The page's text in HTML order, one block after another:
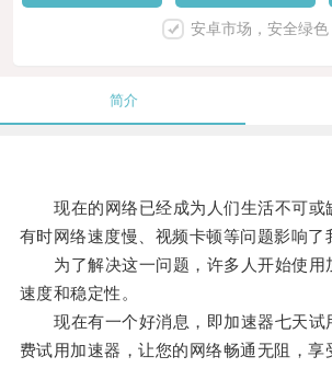
安卓市场，安全绿色
简介
现在的网络已经成为人们生活不可或
有时网络速度慢、视频卡顿等问题影响了
为了解决这一问题，许多人开始使用
速度和稳定性。
现在有一个好消息，即加速器七天试
费试用加速器，让您的网络畅通无阻，享